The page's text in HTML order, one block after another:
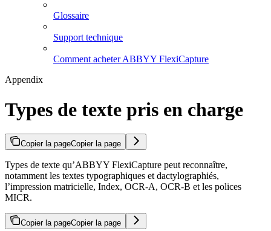
Glossaire
Support technique
Comment acheter ABBYY FlexiCapture
Appendix
Types de texte pris en charge
Copier la pageCopier la page
Types de texte qu’ABBYY FlexiCapture peut reconnaître,
notamment les textes typographiques et dactylographiés,
l’impression matricielle, Index, OCR-A, OCR-B et les polices
MICR.
Copier la pageCopier la page